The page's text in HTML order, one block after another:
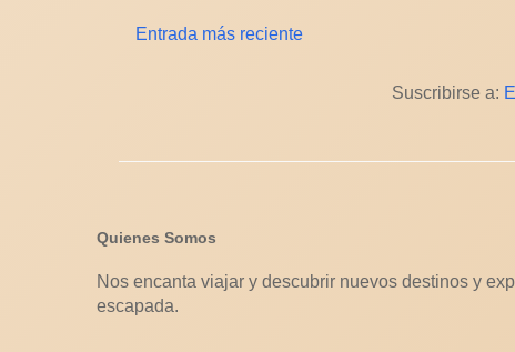
Entrada más reciente
Suscribirse a:
Quienes Somos
Nos encanta viajar y descubrir nuevos destinos y
escapada.